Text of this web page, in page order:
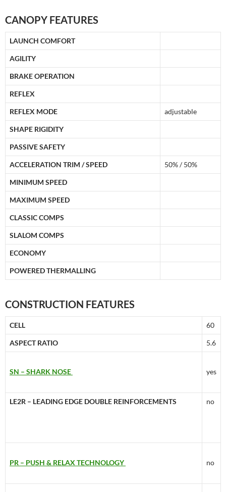
CANOPY FEATURES
LAUNCH COMFORT
AGILITY
BRAKE OPERATION
REFLEX
REFLEX MODE adjustable
SHAPE RIGIDITY
PASSIVE SAFETY
ACCELERATION TRIM / SPEED 50% / 50%
MINIMUM SPEED
MAXIMUM SPEED
CLASSIC COMPS
SLALOM COMPS
ECONOMY
POWERED THERMALLING
CONSTRUCTION FEATURES
CELL 60
ASPECT RATIO 5.6
SN – SHARK NOSE yes
LE2R – LEADING EDGE DOUBLE REINFORCEMENTS no
PR – PUSH & RELAX TECHNOLOGY no